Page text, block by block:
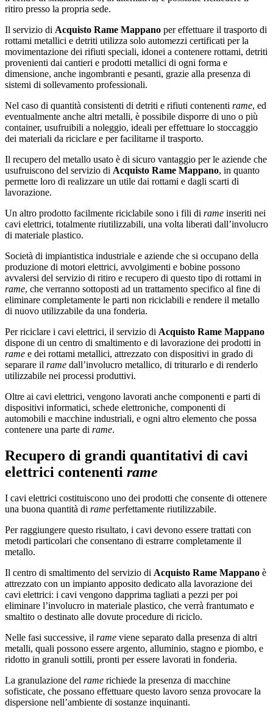
ritiro presso la propria sede.
Il servizio di Acquisto Rame Mappano per effettuare il trasporto di
rottami metallici e detriti utilizza solo automezzi certificati per la
movimentazione dei rifiuti speciali, idonei a contenere rottami, detriti
provenienti dai cantieri e prodotti metallici di ogni forma e
dimensione, anche ingombranti e pesanti, grazie alla presenza di
sistemi di sollevamento professionali.
Nel caso di quantità consistenti di detriti e rifiuti contenenti rame, ed
eventualmente anche altri metalli, è possibile disporre di uno o più
container, usufruibili a noleggio, ideali per effettuare lo stoccaggio
dei materiali da riciclare e per facilitarne il trasporto.
Il recupero del metallo usato è di sicuro vantaggio per le aziende che
usufruiscono del servizio di Acquisto Rame Mappano, in quanto
permette loro di realizzare un utile dai rottami e dagli scarti di
lavorazione.
Un altro prodotto facilmente riciclabile sono i fili di rame inseriti nei
cavi elettrici, totalmente riutilizzabili, una volta liberati dall’involucro
di materiale plastico.
Società di impiantistica industriale e aziende che si occupano della
produzione di motori elettrici, avvolgimenti e bobine possono
avvalersi del servizio di ritiro e recupero di questo tipo di rottami in
rame, che verranno sottoposti ad un trattamento specifico al fine di
eliminare completamente le parti non riciclabili e rendere il metallo
di nuovo utilizzabile da una fonderia.
Per riciclare i cavi elettrici, il servizio di Acquisto Rame Mappano
dispone di un centro di smaltimento e di lavorazione dei prodotti in
rame e dei rottami metallici, attrezzato con dispositivi in grado di
separare il rame dall’involucro metallico, di triturarlo e di renderlo
utilizzabile nei processi produttivi.
Oltre ai cavi elettrici, vengono lavorati anche componenti e parti di
dispositivi informatici, schede elettroniche, componenti di
automobili e macchine industriali, e ogni altro elemento che possa
contenere una parte di rame.
Recupero di grandi quantitativi di cavi
elettrici contenenti rame
I cavi elettrici costituiscono uno dei prodotti che consente di ottenere
una buona quantità di rame perfettamente riutilizzabile.
Per raggiungere questo risultato, i cavi devono essere trattati con
metodi particolari che consentano di estrarre completamente il
metallo.
Il centro di smaltimento del servizio di Acquisto Rame Mappano è
attrezzato con un impianto apposito dedicato alla lavorazione dei
cavi elettrici: i cavi vengono dapprima tagliati a pezzi per poi
eliminare l’involucro in materiale plastico, che verrà frantumato e
smaltito o destinato alle dovute procedure di riciclo.
Nelle fasi successive, il rame viene separato dalla presenza di altri
metalli, quali possono essere argento, alluminio, stagno e piombo, e
ridotto in granuli sottili, pronti per essere lavorati in fonderia.
La granulazione del rame richiede la presenza di macchine
sofisticate, che possano effettuare questo lavoro senza provocare la
dispersione nell’ambiente di sostanze inquinanti.